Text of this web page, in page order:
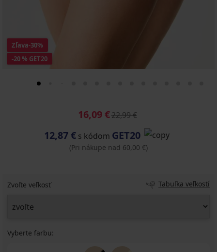
-20 % GET20
Zľava-30%
16,09 €22,99 €
12,87 €s kódom GET20
(Pri nákupe nad 60,00 €)
Zvoľte veľkosť Tabuľka veľkostí
Vyberte farbu: